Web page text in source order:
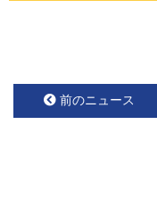
前のニュース